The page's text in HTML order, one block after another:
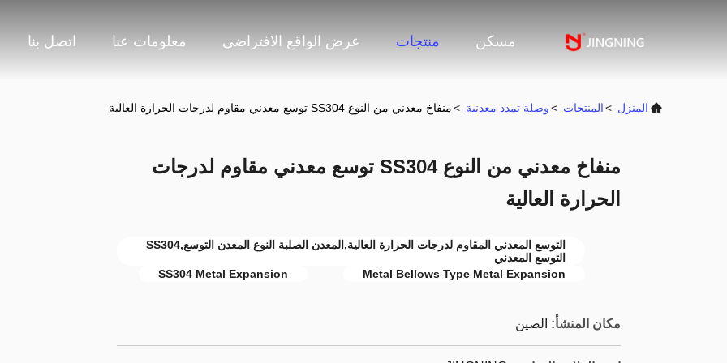
مسكن منتجات عرض الواقع الافتراضي معلومات عنا اتصل بنا
المنزل >المنتجات >وصلة تمدد معدنية >منفاخ معدني من النوع SS304 توسع معدني مقاوم لدرجات الحرارة العالية
منفاخ معدني من النوع SS304 توسع معدني مقاوم لدرجات
الحرارة العالية
التوسع المعدني المقاوم لدرجات الحرارة العالية,المعدن الصلبة النوع المعدن التوسع,SS304
التوسع المعدني
Metal Bellows Type Metal Expansion
SS304 Metal Expansion
مكان المنشأ: الصين